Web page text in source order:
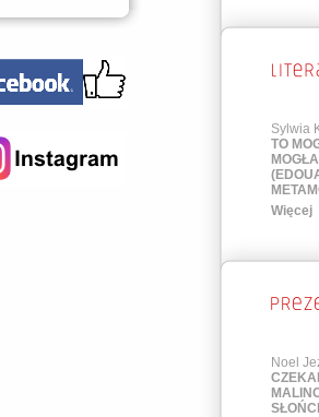
Sylwia
TO
Więcej
Noel